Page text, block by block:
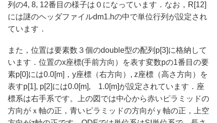
列の4, 8, 12番目の様子は０になっています．なお，R[12]
には謎のヘッダファイルdm1.hの中で単位行列が設定され
ています．
また，位置は要素数３個のdouble型の配列p[3]に格納して
います．位置のx座標(手前方向）を表す変数pの1番目の要
素p[0]には0.0[m]，y座標（右方向）, z座標（高さ方向）を
表すp[1], p[2]には0.0[m], 1.0[m]が設定されています．座
標系は右手系です。上の図では中心から赤いピラミッドの
方向がｘ軸の正，青いピラミッドの方向がｙ軸の正，上空